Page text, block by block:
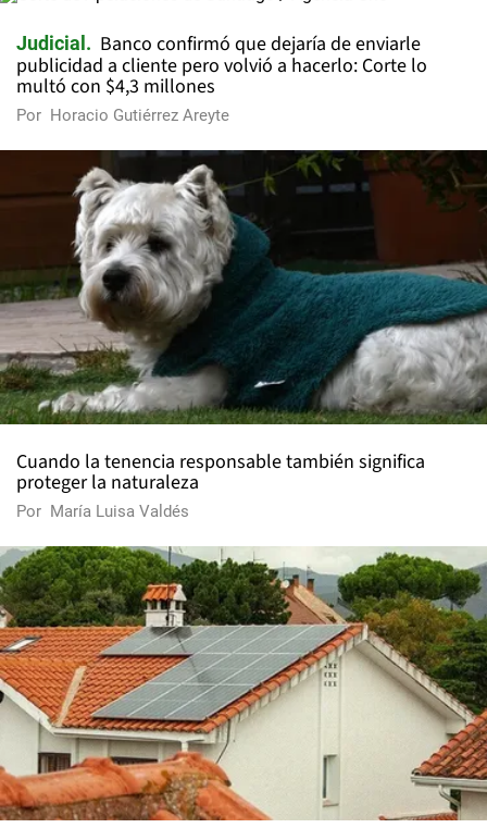
Judicial
Banco confirmó que dejaría de enviarle
publicidad a cliente pero volvió a hacerlo: Corte lo
multó con $4,3 millones
Por Horacio Gutiérrez Areyte
Cuando la tenencia responsable también significa
proteger la naturaleza
Por María Luisa Valdés